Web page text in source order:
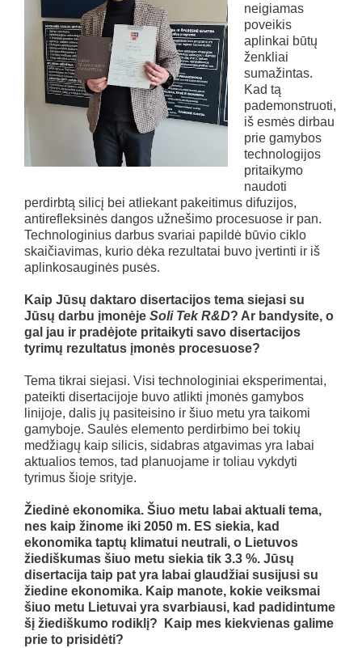
neigiamas
poveikis
aplinkai būtų
ženkliai
sumažintas.
Kad tą
pademonstruoti,
iš esmės dirbau
prie gamybos
technologijos
pritaikymo
naudoti
perdirbtą silicį bei atliekant pakeitimus difuzijos,
antirefleksinės dangos užnešimo procesuose ir pan.
Technologinius darbus svariai papildė būvio ciklo
skaičiavimas, kurio dėka rezultatai buvo įvertinti ir iš
aplinkosauginės pusės.
Kaip Jūsų daktaro disertacijos tema siejasi su
Jūsų darbu įmonėje Soli Tek R&D? Ar bandysite, o
gal jau ir pradėjote pritaikyti savo disertacijos
tyrimų rezultatus įmonės procesuose?
Tema tikrai siejasi. Visi technologiniai eksperimentai,
pateikti disertacijoje buvo atlikti įmonės gamybos
linijoje, dalis jų pasiteisino ir šiuo metu yra taikomi
gamyboje. Saulės elemento perdirbimo bei tokių
medžiagų kaip silicis, sidabras atgavimas yra labai
aktualios temos, tad planuojame ir toliau vykdyti
tyrimus šioje srityje.
Žiedinė ekonomika. Šiuo metu labai aktuali tema,
nes kaip žinome iki 2050 m. ES siekia, kad
ekonomika taptų klimatui neutrali, o Lietuvos
žiediškumas šiuo metu siekia tik 3.3 %. Jūsų
disertacija taip pat yra labai glaudžiai susijusi su
žiedine ekonomika. Kaip manote, kokie veiksmai
šiuo metu Lietuvai yra svarbiausi, kad padidintume
šį žiediškumo rodiklį? Kaip mes kiekvienas galime
prie to prisidėti?